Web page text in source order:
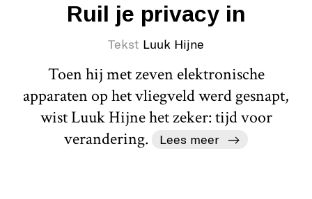
Ruil je privacy in
Tekst Luuk Hijne
Toen hij met zeven elektronische
apparaten op het vliegveld werd gesnapt,
wist Luuk Hijne het zeker: tijd voor
verandering.
Lees meer